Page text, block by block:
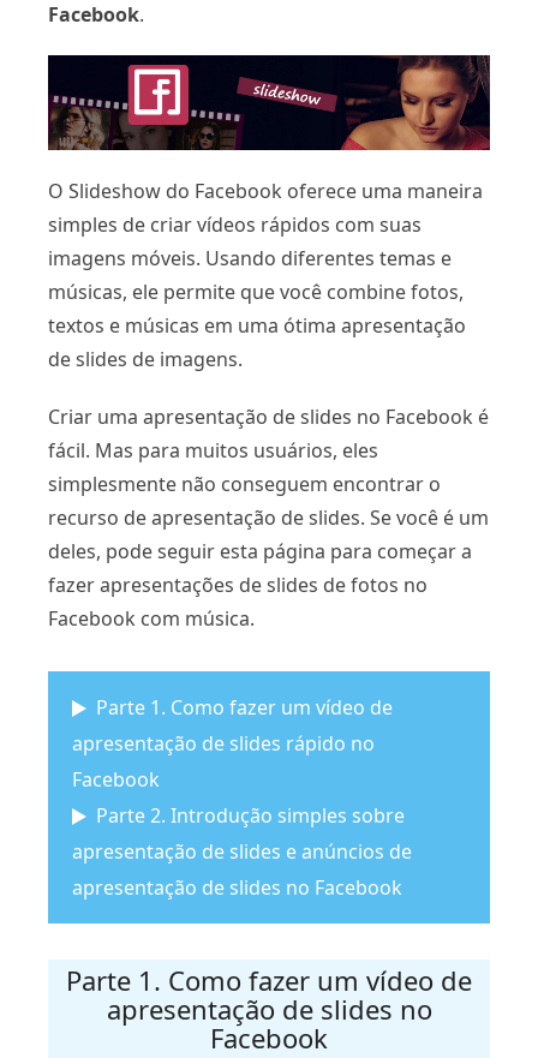
Facebook.
O Slideshow do Facebook oferece uma maneira
simples de criar vídeos rápidos com suas
imagens móveis. Usando diferentes temas e
músicas, ele permite que você combine fotos,
textos e músicas em uma ótima apresentação
de slides de imagens.
Criar uma apresentação de slides no Facebook é
fácil. Mas para muitos usuários, eles
simplesmente não conseguem encontrar o
recurso de apresentação de slides. Se você é um
deles, pode seguir esta página para começar a
fazer apresentações de slides de fotos no
Facebook com música.
Parte 1. Como fazer um vídeo de
apresentação de slides rápido no
Facebook
Parte 2. Introdução simples sobre
apresentação de slides e anúncios de
apresentação de slides no Facebook
Parte 1. Como fazer um vídeo de
apresentação de slides no
Facebook